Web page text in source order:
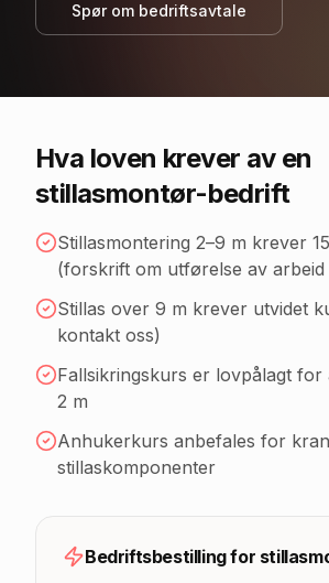
Spør om bedriftsavtale
Hva loven krever av en
stillasmontør-bedrift
Stillasmontering 2–9 m krever
(forskrift om utførelse av arbeid
Stillas over 9 m krever utvidet
kontakt oss)
Fallsikringskurs er lovpålagt for
2 m
Anhukerkurs anbefales for
stillaskomponenter
Bedriftsbestilling for